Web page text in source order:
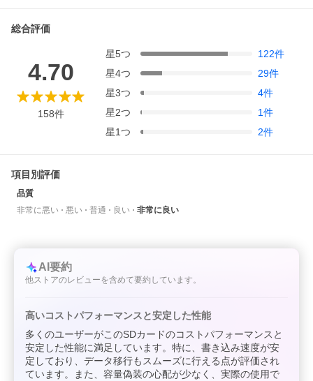
総合評価
4.70
158件
星5つ 122件
星4つ 29件
星3つ 4件
星2つ 1件
星1つ 2件
項目別評価
品質
非常に悪い
悪い 普通 良い 非常に良い
AI要約
他ストアのレビューを含めて要約しています。
高いコストパフォーマンスと安定した性能
多くのユーザーがこのSDカードのコストパフォーマンスと
安定した性能に満足しています。特に、書き込み速度が安
定しており、データ移行もスムーズに行える点が評価され
ています。また、容量偽装の心配が少なく、実際の使用で